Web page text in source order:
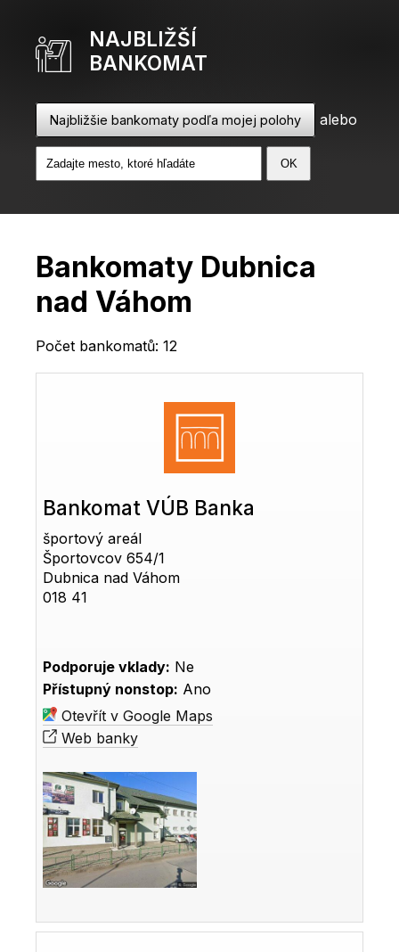
NAJBLIŽŠÍ
BANKOMAT
Najbližšie bankomaty podľa mojej polohy alebo
Bankomaty Dubnica
nad Váhom
Počet bankomatů: 12
Bankomat VÚB Banka
športový areál
Športovcov 654/1
Dubnica nad Váhom
018 41
Podporuje vklady: Ne
Přístupný nonstop: Ano
Otevřít v Google Maps
Web banky